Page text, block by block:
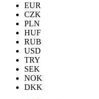
EUR
CZK
PLN
HUF
RUB
USD
TRY
SEK
NOK
DKK